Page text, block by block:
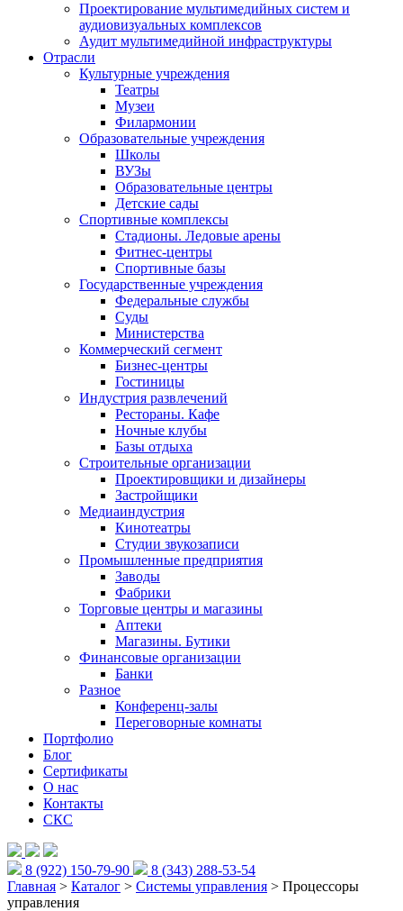
Проектирование мультимедийных систем и
аудиовизуальных комплексов
Аудит мультимедийной инфраструктуры
Отрасли
Культурные учреждения
Театры
Музеи
Филармонии
Образовательные учреждения
Школы
ВУЗы
Образовательные центры
Детские сады
Спортивные комплексы
Стадионы. Ледовые арены
Фитнес-центры
Спортивные базы
Государственные учреждения
Федеральные службы
Суды
Министерства
Коммерческий сегмент
Бизнес-центры
Гостиницы
Индустрия развлечений
Рестораны. Кафе
Ночные клубы
Базы отдыха
Строительные организации
Проектировщики и дизайнеры
Застройщики
Медиаиндустрия
Кинотеатры
Студии звукозаписи
Промышленные предприятия
Заводы
Фабрики
Торговые центры и магазины
Аптеки
Магазины. Бутики
Финансовые организации
Банки
Разное
Конференц-залы
Переговорные комнаты
Портфолио
Блог
Сертификаты
О нас
Контакты
СКС
8 (922) 150-79-90
8 (343) 288-53-54
Главная > Каталог > Системы управления > Процессоры
управления